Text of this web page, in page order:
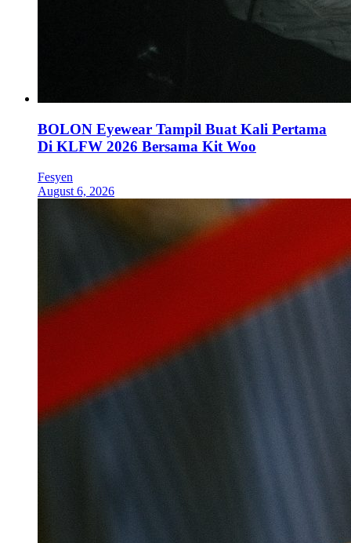
BOLON Eyewear Tampil Buat Kali Pertama
Di KLFW 2026 Bersama Kit Woo
Fesyen
August 6, 2026